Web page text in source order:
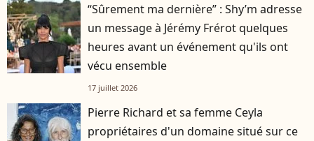
“Sûrement ma dernière” : Shy’m adresse
un message à Jérémy Frérot quelques
heures avant un événement qu'ils ont
vécu ensemble
17 juillet 2026
Pierre Richard et sa femme Ceyla
propriétaires d'un domaine situé sur ce